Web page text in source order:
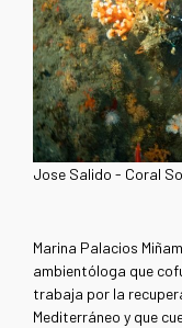
Jose Salido - Coral
Marina Palacios
ambientóloga que
trabaja por la
Mediterráneo y que